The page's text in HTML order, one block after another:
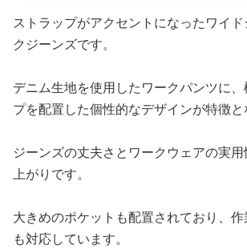
ストラップがアクセントになったワイ
クジーンズです。
デニム生地を使用したワークパンツに
プを配置した個性的なデザインが特徴と
ジーンズの丈夫さとワークウェアの実
上がりです。
大きめのポケットも配置されており、
も対応しています。